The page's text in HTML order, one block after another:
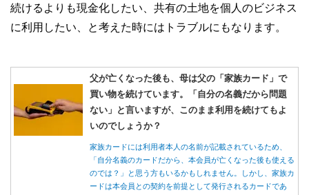
続けるよりも現金化したい、共有の土地を個人のビジネス
に利用したい、と考えた時にはトラブルにもなります。
父が亡くなった後も、母は父の「家族カード」で
買い物を続けています。「自分の名義だから問題
ない」と言いますが、このまま利用を続けてもよ
いのでしょうか？
家族カードには利用者本人の名前が記載されているため、
「自分名義のカードだから、本会員が亡くなった後も使える
のでは？」と思う方もいるかもしれません。しかし、家族カ
ードは本会員との契約を前提として発行されるカードであ